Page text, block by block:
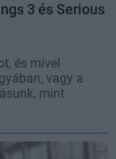
3 és Serious
és mivel
vagy a
mint